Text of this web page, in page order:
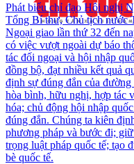
Phát biểu chỉ đạo Hội nghị
Tổng Bí thư, Chủ tịch nước
Ngoại giao lần thứ 32 đến
có việc vượt ngoài dự báo
tác đối ngoại và hội nhập
đồng bộ, đạt nhiều kết quả
định sự đúng đắn của
hòa bình, hữu nghị, hợp tác
hóa; chủ động hội nhập
đúng đắn. Chúng ta kiên
phương pháp và bước đi;
trọng luật pháp quốc tế; tạo
bè quốc tế.